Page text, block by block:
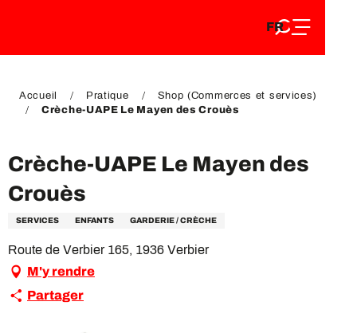
DE
FR
EN
Accueil Pratique
Shop (Commerces et services)
Crèche-UAPE Le Mayen des Crouès
Crèche-UAPE Le Mayen des
Crouès
SERVICES ENFANTS GARDERIE / CRÈCHE
Route de Verbier 165, 1936 Verbier
M'y rendre
Partager